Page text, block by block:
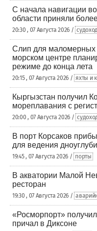
С начала навигации
области приняли
20:30 , 07 Августа 2026 /
Слип для маломерных
морском центре
режиме до конца лета
20:15 , 07 Августа 2026 / яхты и
Кыргызстан получил
мореплавания с
20:00 , 07 Августа 2026 /
В порт Корсаков
для ведения
19:45 , 07 Августа 2026 / порты
В акватории Малой
ресторан
19:30 , 07 Августа 2026 /
«Росморпорт»
причал в Диксоне